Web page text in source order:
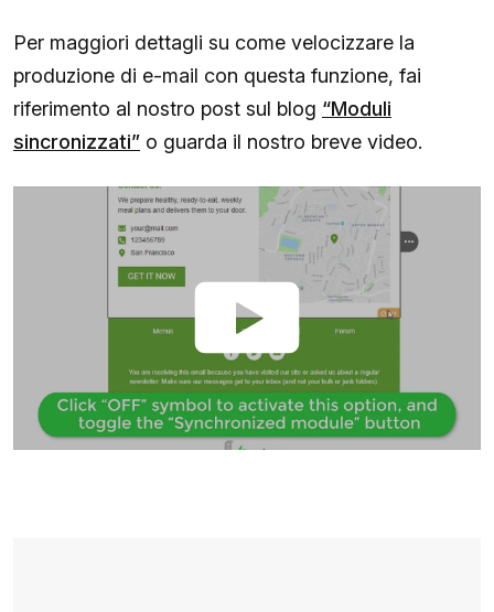
Per maggiori dettagli su come velocizzare la
produzione di e-mail con questa funzione, fai
riferimento al nostro post sul blog “Moduli
sincronizzati” o guarda il nostro breve video.